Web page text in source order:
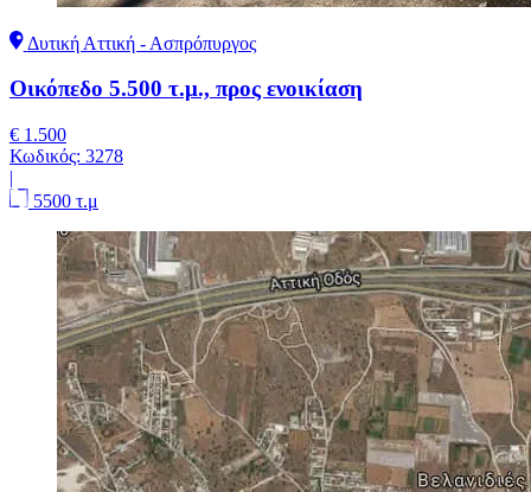
Δυτική Αττική - Ασπρόπυργος
Οικόπεδο 5.500 τ.μ., προς ενοικίαση
€ 1.500
Κωδικός: 3278
|
5500 τ.μ